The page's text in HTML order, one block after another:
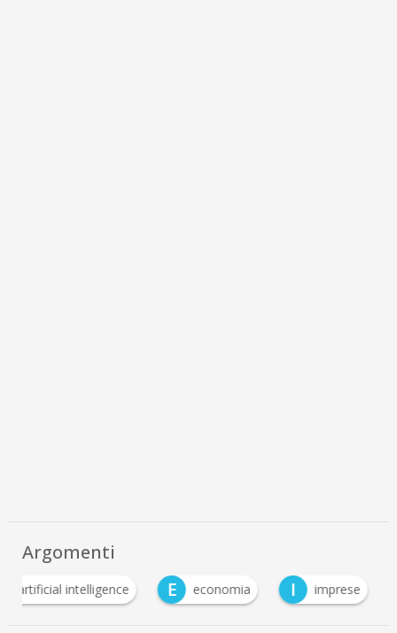
Argomenti
artificial intelligence E economia I imprese